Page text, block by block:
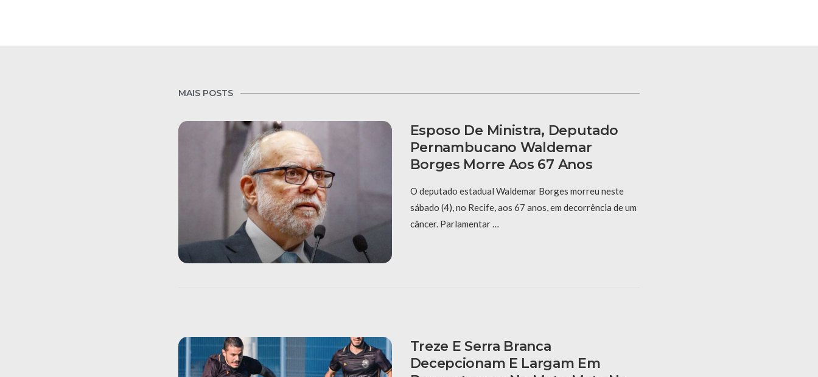
MAIS POSTS
Esposo De Ministra, Deputado
Pernambucano Waldemar
Borges Morre Aos 67 Anos
O deputado estadual Waldemar Borges morreu neste
sábado (4), no Recife, aos 67 anos, em decorrência de um
câncer. Parlamentar …
Treze E Serra Branca
Decepcionam E Largam Em